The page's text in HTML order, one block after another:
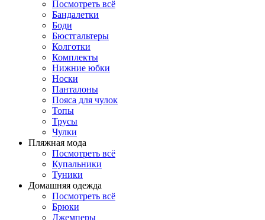
Посмотреть всё
Бандалетки
Боди
Бюстгальтеры
Колготки
Комплекты
Нижние юбки
Носки
Панталоны
Поясa для чулок
Топы
Трусы
Чулки
Пляжная мода
Посмотреть всё
Купальники
Туники
Домашняя одежда
Посмотреть всё
Брюки
Джемперы